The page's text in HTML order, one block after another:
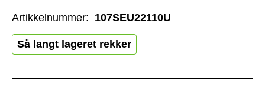
Så langt lageret rekker
Artikkelnummer: 107SEU22110U